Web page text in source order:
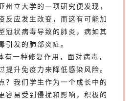
州立大学的一项研究便发现，
反应发生改变，而这有可能加
冠状病毒导致的肺炎，病如其
引发的肺部炎症。
有一种修复作用，面对病毒，
提升免疫力来降低感染风险。
？我们学生作为一个成长中的
容易受到侵扰和影响，积极的